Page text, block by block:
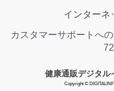
インターネ
カスタマーサポートへ
健康通販デジタル
Copyright ©